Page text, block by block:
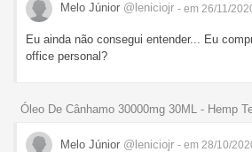
Melo Júnior @leniciojr - em 26/11/
Eu ainda não consegui entender... Eu
office personal?
Óleo De Cânhamo 30000mg 30ML - Hemp
Melo Júnior @leniciojr - em 28/10/